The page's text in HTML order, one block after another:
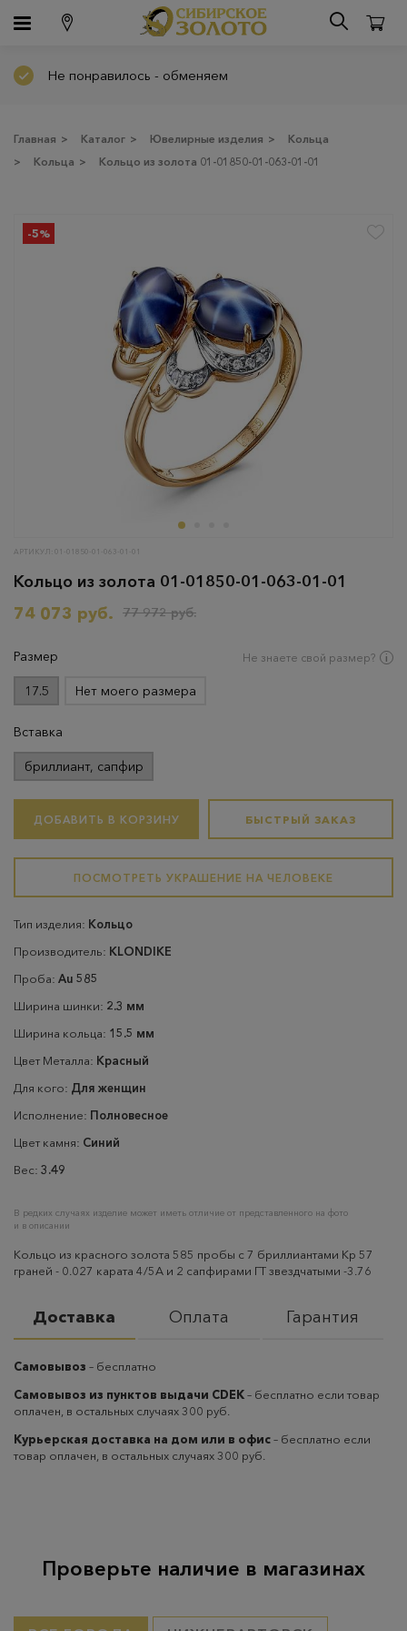
Не понравилось - обменяем
Главная > Каталог > Ювелирные изделия >
Кольца
>
Кольца > Кольцо из золота 01-01850-01-063-01-01
-5%
АРТИКУЛ: 01-01850-01-063-01-01
Кольцо из золота 01-01850-01-063-01-01
74 073 руб.
77 972 руб.
Размер Не знаете свой размер?
17.5 Нет моего размера
Вставка
бриллиант, сапфир
ДОБАВИТЬ В КОРЗИНУ БЫСТРЫЙ ЗАКАЗ
ПОСМОТРЕТЬ УКРАШЕНИЕ НА ЧЕЛОВЕКЕ
Тип изделия: Кольцо
Производитель: KLONDIKE
Проба: Au 585
Ширина шинки: 2.3 мм
Ширина кольца: 15.5 мм
Цвет Металла: Красный
Для кого: Для женщин
Исполнение: Полновесное
Цвет камня: Синий
Вес: 3.49
В редких случаях изделие может иметь отличие от представленного на фото
и в описании
Кольцо из красного золота 585 пробы с 7 бриллиантами Кр 57
граней - 0.027 карата 4/5А и 2 сапфирами ГТ звездчатыми -3.76
Доставка Оплата Гарантия
Самовывоз – бесплатно
Самовывоз из пунктов выдачи CDEK– бесплатно если товар
оплачен, в остальных случаях 300 руб.
Курьерская доставка на дом или в офис– бесплатно если
товар оплачен, в остальных случаях 300 руб.
Проверьте наличие в магазинах